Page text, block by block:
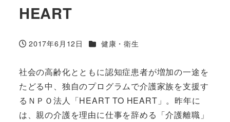
HEART
投稿日
2017年6月12日 カテゴリー
健康・衛生
社会の高齢化とともに認知症患者が増加の一途を
たどる中、独自のプログラムで介護家族を支援す
るＮＰＯ法人「HEART TO HEART」。昨年に
は、親の介護を理由に仕事を辞める「介護離職」